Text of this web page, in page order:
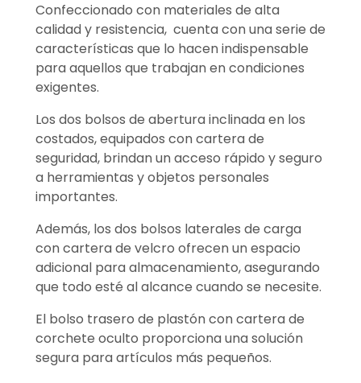
Confeccionado con materiales de alta
calidad y resistencia, cuenta con una serie de
características que lo hacen indispensable
para aquellos que trabajan en condiciones
exigentes.
Los dos bolsos de abertura inclinada en los
costados, equipados con cartera de
seguridad, brindan un acceso rápido y seguro
a herramientas y objetos personales
importantes.
Además, los dos bolsos laterales de carga
con cartera de velcro ofrecen un espacio
adicional para almacenamiento, asegurando
que todo esté al alcance cuando se necesite.
El bolso trasero de plastón con cartera de
corchete oculto proporciona una solución
segura para artículos más pequeños.